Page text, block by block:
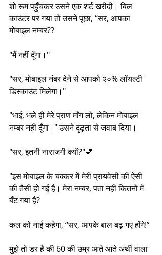
शो रूम पहुँचकर उसने एक शर्ट खरीदी। बिल
काउंटर पर गया तो उसने पूछा, “सर, आपका
मोबाइल नम्बर??
"मैं नहीं दूँगा।"
"सर, मोबाइल नंबर देने से आपको २०% लॉयल्टी
डिस्काउंट मिलेगा।"
"भाई, भले ही मेरे प्राण माँग लो, लेकिन मोबाइल
नम्बर नहीं दूँगा।" उसने दृढ़ता से जवाब दिया।
"सर, इतनी नाराजगी क्यों?"💕
"इस मोबाइल के चक्कर में मेरी प्रायवेसी की ऐसी
की तैसी हो गई है। मेरा नम्बर, पता नहीं कितनों में
बँट गया है?
कल को नाई कहेगा, “सर, आपके बाल बढ़ गए होंगे!”
मुझे तो डर है की 60 की उम्र आते आते अर्थी वाला